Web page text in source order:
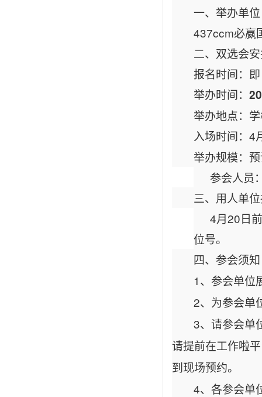
一、举办单位
437ccm必嬴
二、双选会
报名时间：
举办时间：
举办地点：
入场时间：
举办规模：
参会人员
三、用人单
4月20日
位号。
四、参会须知
1、参会单位
2、为参会单
3、请参会单
请提前在工作啦
到现场预约。
4、各参会单